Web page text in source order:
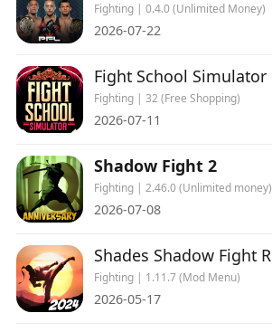
Fighting | 0.4.0 (Unlimited Money)
2026-07-22
Fight School Simulator
Fighting | 32 (Free Shopping)
2026-07-11
Shadow Fight 2
Fighting | 2.46.0 (Unlimited money)
2026-07-08
Fighting | 1.11.7 (Mod Menu)
2026-05-17